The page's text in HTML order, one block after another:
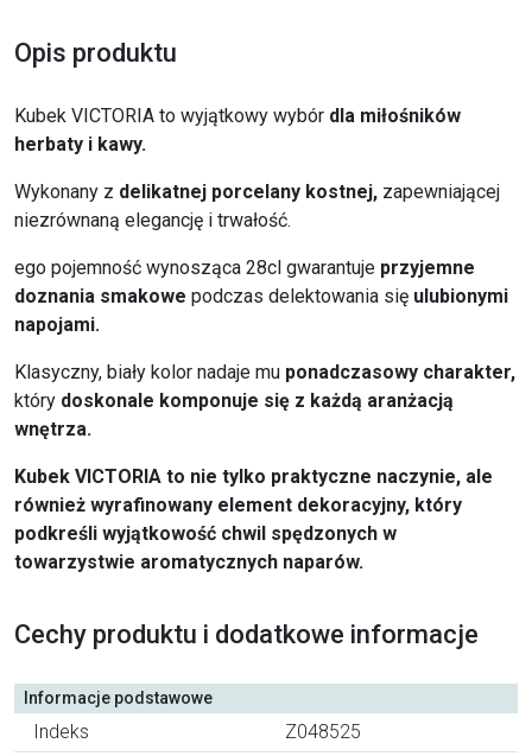
Opis produktu
Kubek VICTORIA to wyjątkowy wybór dla miłośników
herbaty i kawy.
Wykonany z delikatnej porcelany kostnej, zapewniającej
niezrównaną elegancję i trwałość.
ego pojemność wynosząca 28cl gwarantuje przyjemne
doznania smakowe podczas delektowania się ulubionymi
napojami.
Klasyczny, biały kolor nadaje mu ponadczasowy charakter,
który doskonale komponuje się z każdą aranżacją
wnętrza.
Kubek VICTORIA to nie tylko praktyczne naczynie, ale
również wyrafinowany element dekoracyjny, który
podkreśli wyjątkowość chwil spędzonych w
towarzystwie aromatycznych naparów.
Cechy produktu i dodatkowe informacje
Informacje podstawowe
Indeks
Z048525